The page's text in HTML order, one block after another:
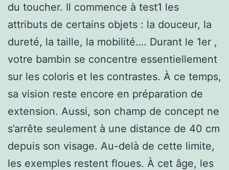
du toucher. Il commence à test1 les
attributs de certains objets : la douceur, la
dureté, la taille, la mobilité…. Durant le 1er ,
votre bambin se concentre essentiellement
sur les coloris et les contrastes. À ce temps,
sa vision reste encore en préparation de
extension. Aussi, son champ de concept ne
s’arrête seulement à une distance de 40 cm
depuis son visage. Au-delà de cette limite,
les exemples restent floues. À cet âge, les